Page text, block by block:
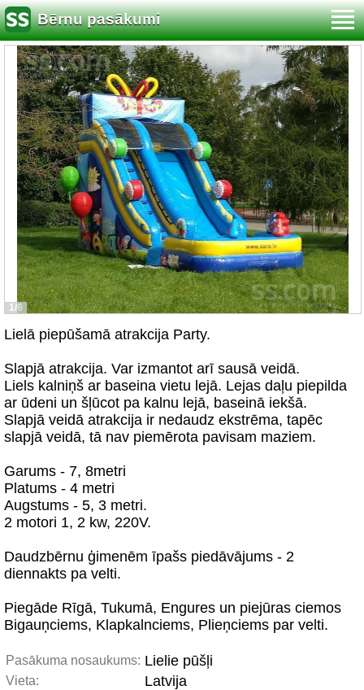
Bērnu pasākumi
1/6
Lielā piepūšamā atrakcija Party.
Slapjā atrakcija. Var izmantot arī sausā veidā.
Liels kalniņš ar baseina vietu lejā. Lejas daļu piepilda
ar ūdeni un šļūcot pa kalnu lejā, baseinā iekšā.
Slapjā veidā atrakcija ir nedaudz ekstrēma, tapēc
slapjā veidā, tā nav piemērota pavisam maziem.
Garums - 7, 8metri
Platums - 4 metri
Augstums - 5, 3 metri.
2 motori 1, 2 kw, 220V.
Daudzbērnu ģimenēm īpašs piedāvājums - 2
diennakts pa velti.
Piegāde Rīgā, Tukumā, Engures un piejūras ciemos
Bigauņciems, Klapkalnciems, Plieņciems par velti.
Pasākuma nosaukums: Lielie pūšļi
Vieta: Latvija